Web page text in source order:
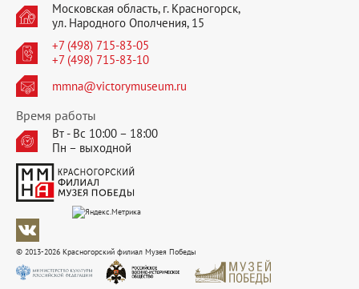
© 2013-2026 Красногорский филиал Музея Победы
Московская область, г. Красногорск,
ул. Народного Ополчения, 15
+7 (498) 715-83-05
+7 (498) 715-83-10
mmna@victorymuseum.ru
Время работы
Вт - Вс 10:00 – 18:00
Пн – выходной